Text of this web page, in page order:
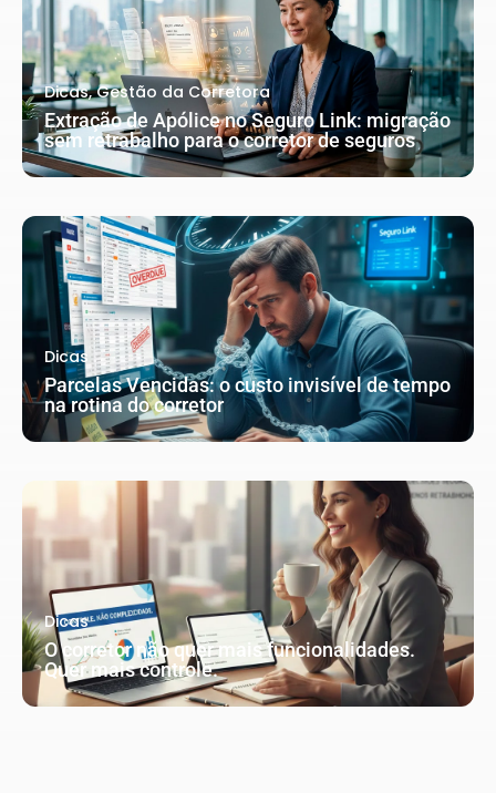
Dicas,Gestão da Corretora
Extração de Apólice no Seguro Link: migração
sem retrabalho para o corretor de seguros
Dicas
Parcelas Vencidas: o custo invisível de tempo
na rotina do corretor
Dicas
O corretor não quer mais funcionalidades.
Quer mais controle.